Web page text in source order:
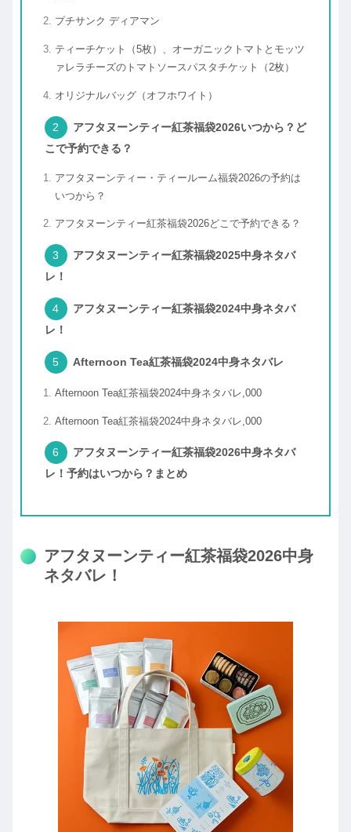
プチサンク ディアマン
ティーチケット（5枚）、オーガニックトマトとモッツ
ァレラチーズのトマトソースパスタチケット（2枚）
オリジナルバッグ（オフホワイト）
アフタヌーンティー紅茶福袋2026いつから？ど
こで予約できる？
アフタヌーンティー・ティールーム福袋2026の予約は
いつから？
アフタヌーンティー紅茶福袋2026どこで予約できる？
アフタヌーンティー紅茶福袋2025中身ネタバ
レ！
アフタヌーンティー紅茶福袋2024中身ネタバ
レ！
Afternoon Tea紅茶福袋2024中身ネタバレ
Afternoon Tea紅茶福袋2024中身ネタバレ,000
Afternoon Tea紅茶福袋2024中身ネタバレ,000
アフタヌーンティー紅茶福袋2026中身ネタバ
レ！予約はいつから？まとめ
アフタヌーンティー紅茶福袋2026中身
ネタバレ！